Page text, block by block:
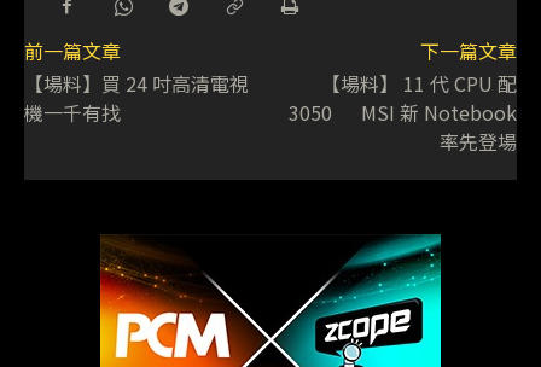
前一篇文章
【場料】買 24 吋高清電視
機一千有找
下一篇文章
【場料】 11 代 CPU 配
3050 MSI 新 Notebook
率先登場